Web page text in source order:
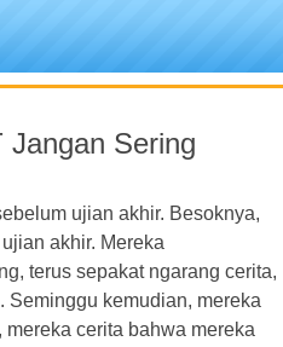
Jangan Sering
ujian akhir. Besoknya,
akhir. Mereka
terus sepakat ngarang cerita,
Seminggu kemudian, mereka
cerita bahwa mereka